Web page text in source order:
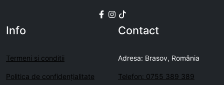
Info
Termeni si conditii
Politica de confidenţialitate
Contact
Adresa: Brasov, România
Telefon: 0755 389 389